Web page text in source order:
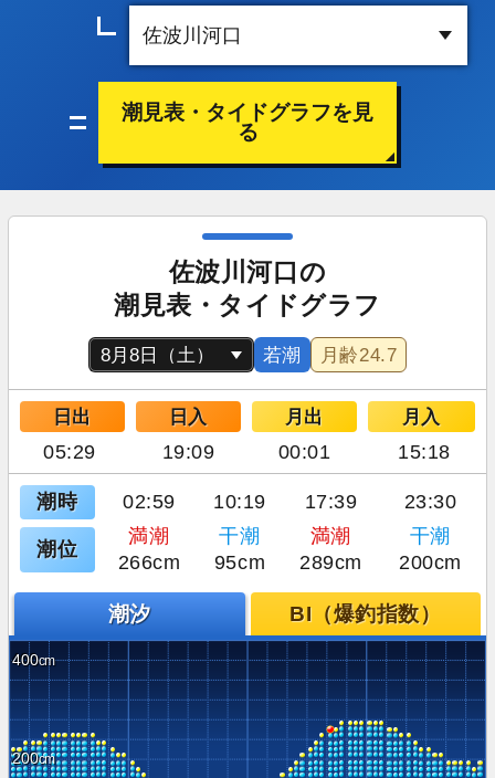
潮見表・タイドグラフを見
る
佐波川河口の
潮見表・タイドグラフ
若潮 月齢24.7
日出 日入 月出 月入
05:29 19:09 00:01 15:18
潮時 02:59 10:19 17:39 23:30
潮位
満潮 干潮 満潮
干潮
266cm
95cm 289cm 200cm
潮汐 BI（爆釣指数）
400
200